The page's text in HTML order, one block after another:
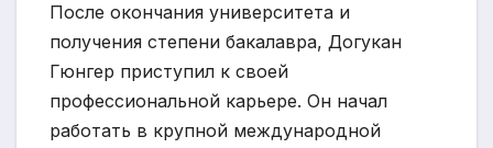
После окончания университета и
получения степени бакалавра, Догукан
Гюнгер приступил к своей
профессиональной карьере. Он начал
работать в крупной международной